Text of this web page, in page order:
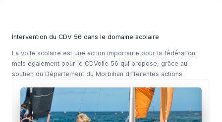
Intervention du CDV 56 dans le domaine scolaire
La voile scolaire est une action importante pour la fédération
mais également pour le CDVoile 56 qui propose, grâce au
soutien du Département du Morbihan différentes actions :